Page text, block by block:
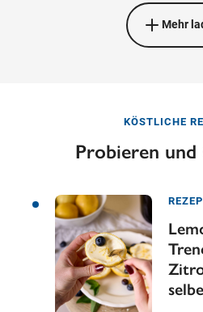
Mehr
KÖSTLICHE
Probieren und